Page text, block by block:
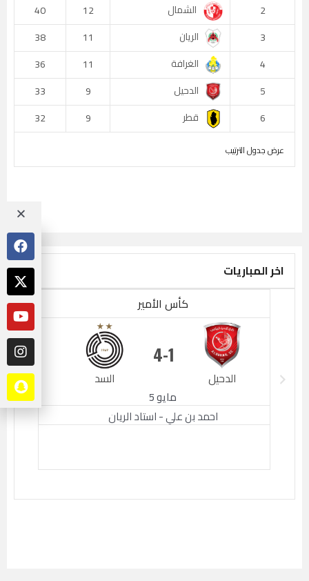
2
الشمال 12
40
3
الريان 11
38
4
الغرافة 11
36
5
الدحيل 9
33
6
قطر 9
32
عرض جدول الترتيب
اخر المباريات
كأس الأمير
الدحيل
1
السد
4
مايو 5
احمد بن علي - استاد الريان